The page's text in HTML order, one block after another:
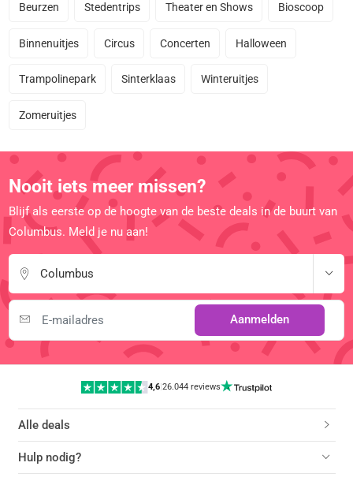
Beurzen Stedentrips Theater en Shows Bioscoop
Binnenuitjes Circus Concerten Halloween
Trampolinepark Sinterklaas Winteruitjes
Zomeruitjes
Nooit iets meer missen?
Blijf als eerste op de hoogte van de beste deals in de buurt van
Columbus. Meld je nu aan!
Columbus
Aanmelden
4,6 |26.044 reviews
Alle deals
Hulp nodig?